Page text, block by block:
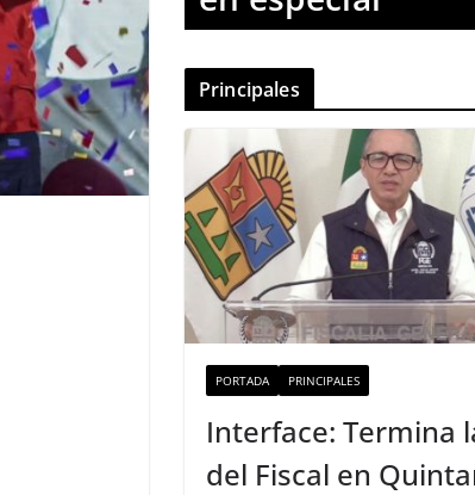
Principales
PORTADA PRINCIPALES
Interface: Termina
del Fiscal en